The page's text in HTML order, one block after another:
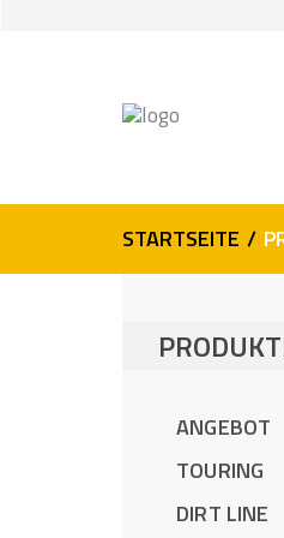
STARTSEITE /
ANGEBOT
TOURING
DIRT LINE